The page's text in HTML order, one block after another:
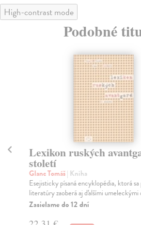
High-contrast mode
Podobné
Lexikon ruských
století
Glanc Tomáš| Kniha
Esejisticky písaná encyklopédia, ktorá
literatúry zaoberá aj ďalšími umeleckými
Zasielame do 12 dní